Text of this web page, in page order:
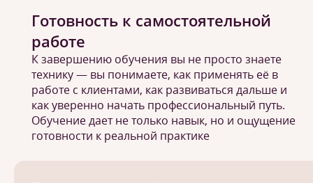
Готовность к самостоятельной
работе
К завершению обучения вы не просто знаете
технику — вы понимаете, как применять её в
работе с клиентами, как развиваться дальше и
как уверенно начать профессиональный путь.
Обучение дает не только навык, но и ощущение
готовности к реальной практике